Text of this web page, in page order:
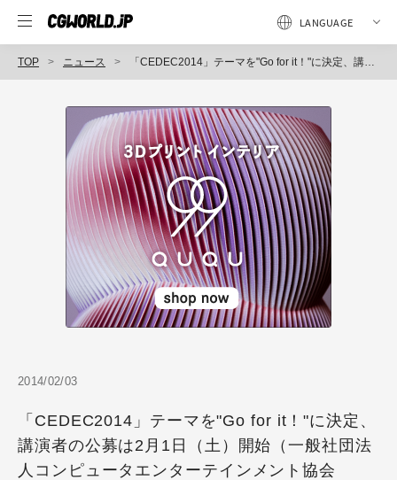
TOP ニュース 「CEDEC2014」テーマを"Go for it！"に決定、講演者の公募は2月1日（土）開始（一般社団法人コンピュータエンターテインメント協会CEDEC運営委員会）
2014/02/03
「CEDEC2014」テーマを"Go for it！"に決定、
講演者の公募は2月1日（土）開始（一般社団法
人コンピュータエンターテインメント協会